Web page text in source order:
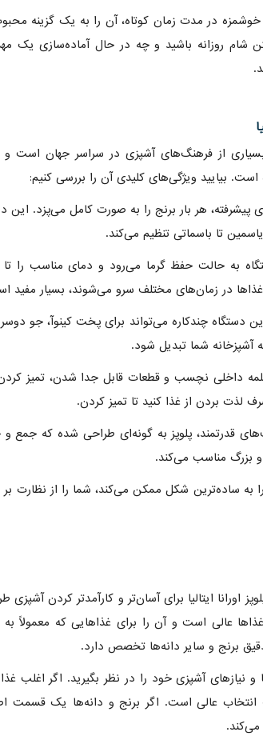
خوشمزه در مدت زمان کوتاه، آن را به یک گزینه
روزانه باشید و چه در حال آماده‌سازی یک
از فرهنگ‌های آشپزی در سراسر جهان است و
بیایید ویژگی‌های کلیدی آن را بررسی کنیم:
پیشرفته، هر بار برنج را به صورت کامل می‌پزد.
تا باسماتی تنظیم می‌کند.
به حالت حفظ گرما می‌رود و دمای مناسب را تا
در زمان‌های مختلف سرو می‌شوند، بسیار مفید
دستگاه چندکاره می‌تواند برای پخت کینوآ، جو
آشپزخانه شما تبدیل شود.
داخلی نچسب و قطعات قابل جدا شدن، تمیز کردن
لذت بردن از غذا کنید تا تمیز کردن.
قدرتمند، پلوپز به گونه‌ای طراحی شده که
و بزرگ مناسب می‌کند.
را به ساده‌ترین شکل ممکن می‌کند، شما را از نظارت بر
اورانا ایتالیا برای آسان‌تر و کارآمدتر کردن
عالی است و آن را برای غذاهایی که معمولاً
برنج و سایر دانه‌ها تخصص دارد.
نیازهای آشپزی خود را در نظر بگیرید. اگر اغلب
انتخاب عالی است. اگر برنج و دانه‌ها یک قسمت
می‌کند.